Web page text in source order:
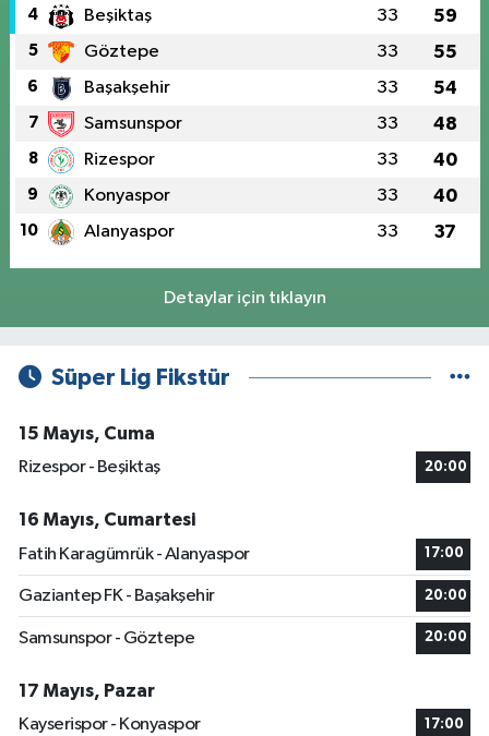
4 Beşiktaş 33 59
5 Göztepe 33 55
6 Başakşehir 33 54
7 Samsunspor 33 48
8 Rizespor 33 40
9 Konyaspor 33 40
10 Alanyaspor 33 37
Detaylar için tıklayın
Süper Lig Fikstür
15 Mayıs, Cuma
Rizespor - Beşiktaş
20:00
16 Mayıs, Cumartesi
Fatih Karagümrük - Alanyaspor
17:00
Gaziantep FK - Başakşehir 20:00
Samsunspor - Göztepe 20:00
17 Mayıs, Pazar
Kayserispor - Konyaspor
17:00